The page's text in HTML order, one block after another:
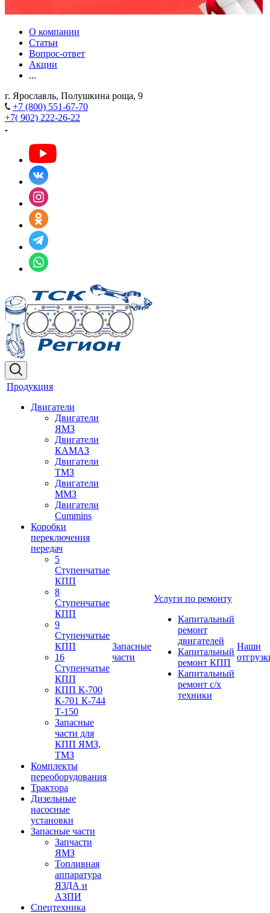
О компании
Статьи
Вопрос-ответ
Акции
...
г. Ярославль, Полушкина роща, 9
+7 (800) 551-67-70
+7( 902) 222-26-22
Продукция
Двигатели
Двигатели
ЯМЗ
Двигатели
КАМАЗ
Двигатели
ТМЗ
Двигатели
ММЗ
Двигатели
Cummins
Коробки
переключения
передач
5
Ступенчатые
КПП
8
Ступенчатые
КПП
9
Ступенчатые
КПП
16
Ступенчатые
КПП
КПП К-700
К-701 К-744
Т-150
Запасные
части для
КПП ЯМЗ,
ТМЗ
Комплекты
переоборудования
Трактора
Дизельные
насосные
установки
Запасные части
Запчасти
ЯМЗ
Топливная
аппаратура
ЯЗДА и
АЗПИ
Спецтехника
Запасные
части
Услуги по ремонту
Капитальный
ремонт
двигателей
Капитальный
ремонт КПП
Капитальный
ремонт с/х
техники
Наши